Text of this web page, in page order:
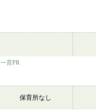
一言PR
保育所なし